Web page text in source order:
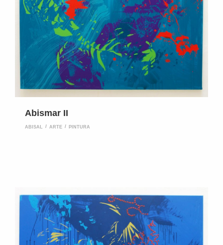
Abismar II
ABISAL ARTE PINTURA